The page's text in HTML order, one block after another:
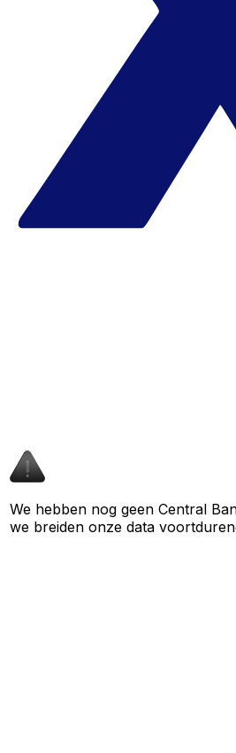
We hebben nog geen Central
we breiden onze data